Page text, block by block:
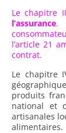
Le chapitre
l’assurance.
l’article 21
contrat.
Le chapitre
produits
national et
artisanales
alimentaires.